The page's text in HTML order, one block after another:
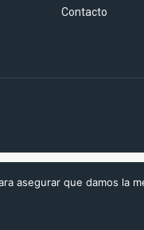
Contacto
asegurar que damos la